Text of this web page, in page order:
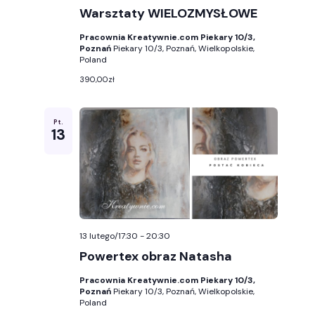
Warsztaty WIELOZMYSŁOWE
Pracownia Kreatywnie.com Piekary 10/3,
PoznańPiekary 10/3, Poznań, Wielkopolskie,
Poland
390,00zł
Pt.
13
Powertex obraz Natasha
13 lutego/17:30 -20:30
Pracownia Kreatywnie.com Piekary 10/3,
PoznańPiekary 10/3, Poznań, Wielkopolskie,
Poland